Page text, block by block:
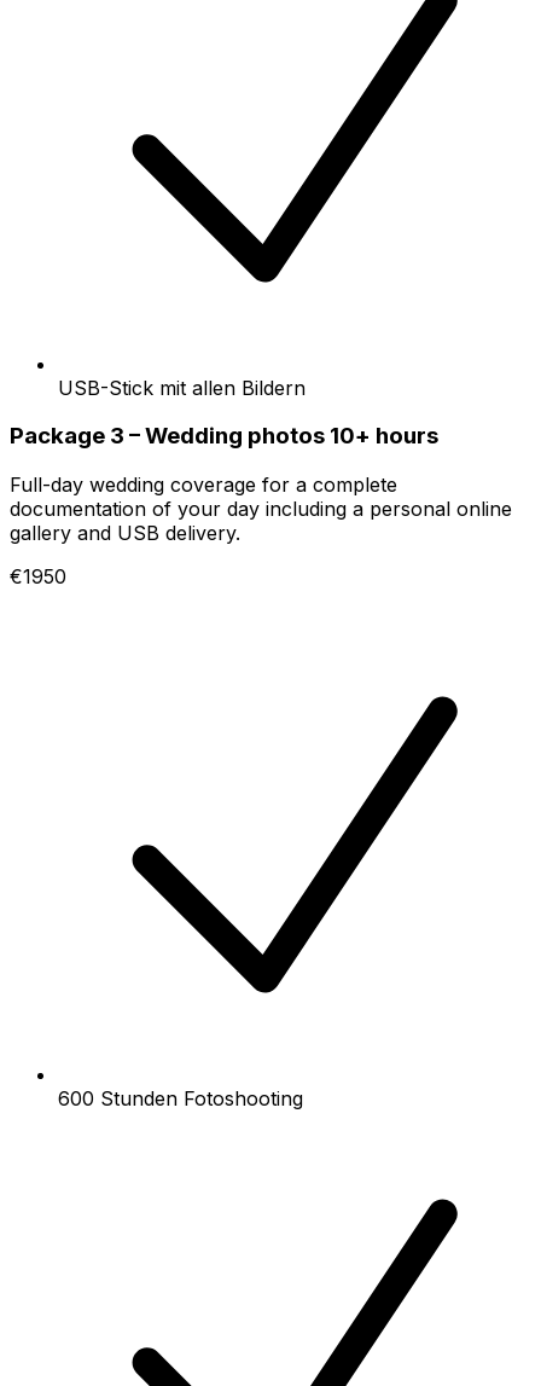
USB-Stick mit allen Bildern
Package 3 – Wedding photos 10+ hours
Full-day wedding coverage for a complete
documentation of your day including a personal online
gallery and USB delivery.
€1950
600 Stunden Fotoshooting